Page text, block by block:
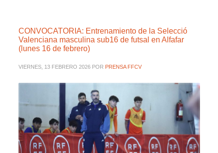
CONVOCATORIA: Entrenamiento de la Selecció
Valenciana masculina sub16 de futsal en Alfafar
(lunes 16 de febrero)
VIERNES, 13 FEBRERO 2026 POR PRENSA FFCV